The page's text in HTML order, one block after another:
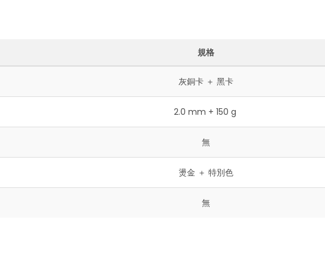
規格
灰銅卡 ＋ 黑卡
2.0 mm + 150 g
無
燙金 ＋ 特別色
無